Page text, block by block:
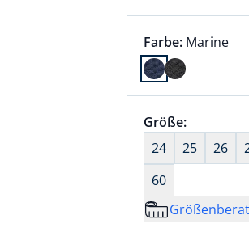
Farbauswahl:
Farbe: aktuell
Marine
Farbe Marine
Größenauswahl:
Größe:nichts
24
25 26
60